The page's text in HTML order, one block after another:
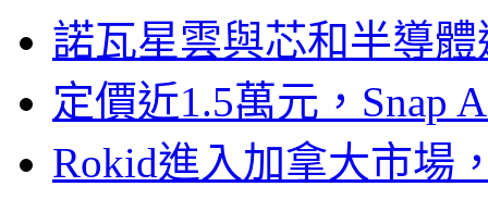
諾瓦星雲與芯和半導
定價近1.5萬元，Snap
Rokid進入加拿大市場